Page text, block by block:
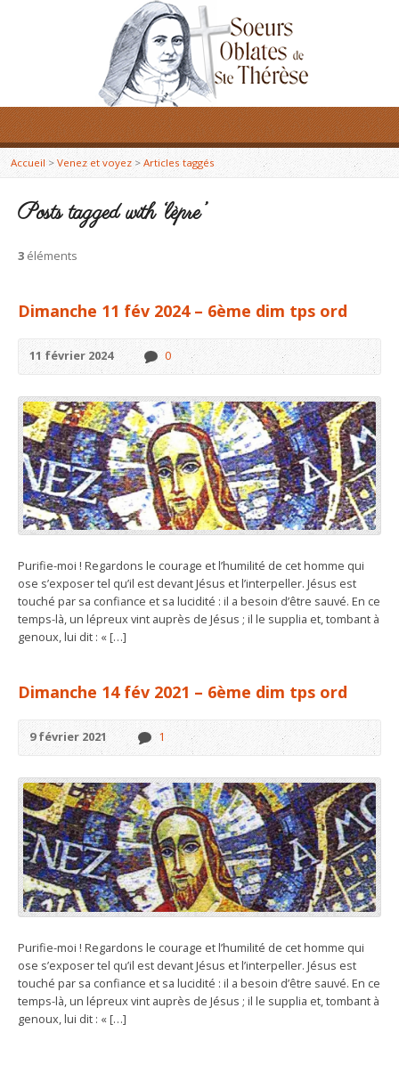
Accueil> Venez et voyez > Articles taggés
Posts tagged with ‘lèpre’
3 éléments
Dimanche 11 fév 2024 – 6ème dim tps ord
11 février 2024 0
Purifie-moi ! Regardons le courage et l’humilité de cet homme qui
ose s’exposer tel qu’il est devant Jésus et l’interpeller. Jésus est
touché par sa confiance et sa lucidité : il a besoin d’être sauvé. En ce
temps-là, un lépreux vint auprès de Jésus ; il le supplia et, tombant à
genoux, lui dit : « […]
Dimanche 14 fév 2021 – 6ème dim tps ord
9 février 2021 1
Purifie-moi ! Regardons le courage et l’humilité de cet homme qui
ose s’exposer tel qu’il est devant Jésus et l’interpeller. Jésus est
touché par sa confiance et sa lucidité : il a besoin d’être sauvé. En ce
temps-là, un lépreux vint auprès de Jésus ; il le supplia et, tombant à
genoux, lui dit : « […]